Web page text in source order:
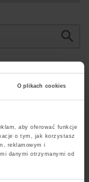
O plikach cookies
aby oferować funkcje
o tym, jak korzystasz
reklamowym i
danymi otrzymanymi od